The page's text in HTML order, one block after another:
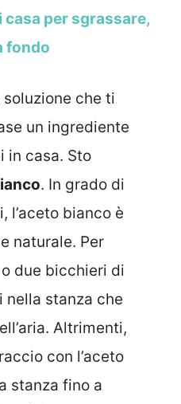
per sgrassare,
fondo
che ti
un ingrediente
in casa. Sto
. In grado di
l’aceto bianco è
naturale. Per
due bicchieri di
nella stanza che
Altrimenti,
con l’aceto
stanza fino a